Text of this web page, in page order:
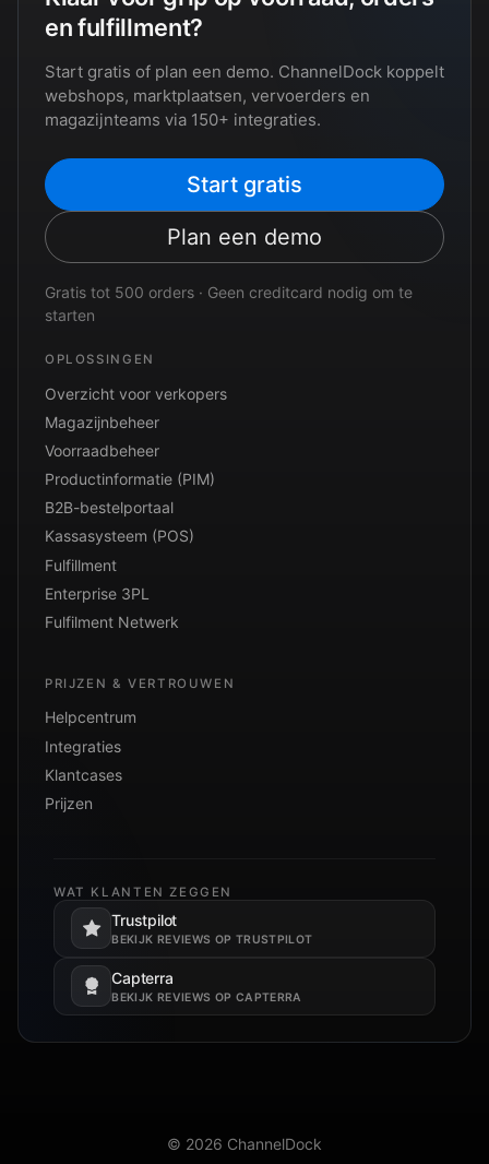
en fulfillment?
Start gratis of plan een demo. ChannelDock koppelt
webshops, marktplaatsen, vervoerders en
magazijnteams via 150+ integraties.
Start gratis
Plan een demo
Gratis tot 500 orders · Geen creditcard nodig om te
starten
OPLOSSINGEN
Overzicht voor verkopers
Magazijnbeheer
Voorraadbeheer
Productinformatie (PIM)
B2B-bestelportaal
Kassasysteem (POS)
Fulfillment
Enterprise 3PL
Fulfilment Netwerk
PRIJZEN & VERTROUWEN
Helpcentrum
Integraties
Klantcases
Prijzen
WAT KLANTEN ZEGGEN
Trustpilot
BEKIJK REVIEWS OP TRUSTPILOT
Opent in een nieuw tabblad.
Capterra
BEKIJK REVIEWS OP CAPTERRA
Opent in een nieuw tabblad.
© 2026 ChannelDock